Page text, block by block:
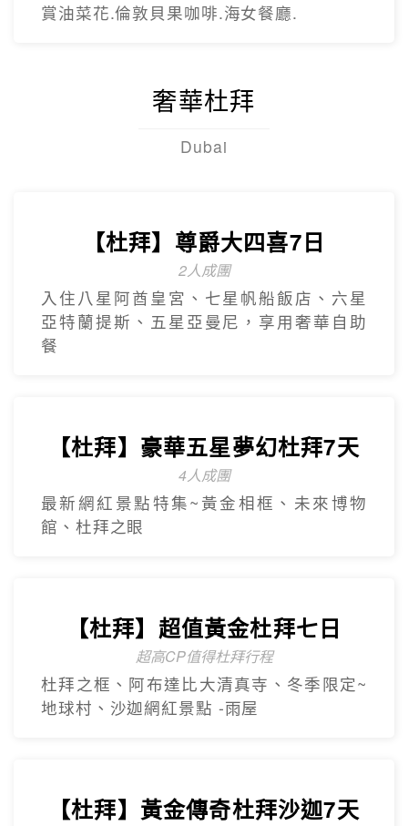
賞油菜花.倫敦貝果咖啡.海女餐廳.
奢華杜拜
Dubai
【杜拜】尊爵大四喜7日
2人成團
入住八星阿酋皇宮、七星帆船飯店、六星
亞特蘭提斯、五星亞曼尼，享用奢華自助
餐
【杜拜】豪華五星夢幻杜拜7天
4人成團
最新網紅景點特集~黃金相框、未來博物
館、杜拜之眼
【杜拜】超值黃金杜拜七日
超高CP值得杜拜行程
杜拜之框、阿布達比大清真寺、冬季限定~
地球村、沙迦網紅景點 -⾬屋
【杜拜】黃金傳奇杜拜沙迦7天